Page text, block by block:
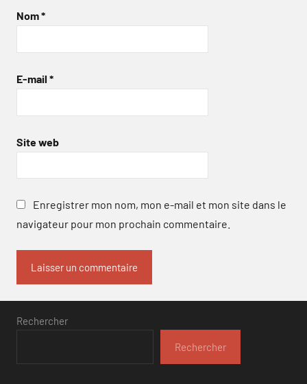
Nom*
E-mail *
Site web
Enregistrer mon nom, mon e-mail et mon site dans le
navigateur pour mon prochain commentaire.
Rechercher
Rechercher